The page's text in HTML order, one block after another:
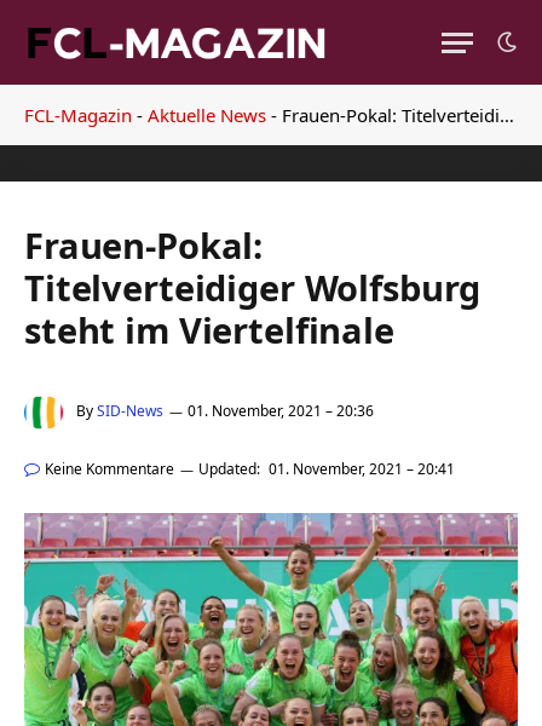
FCL-Magazin - Aktuelle News - Frauen-Pokal: Titelverteidiger Wolfsburg steht im Viertelfinale
Frauen-Pokal:
Titelverteidiger Wolfsburg
steht im Viertelfinale
BySID-News 01. November, 2021 – 20:36
Keine Kommentare Updated: 01. November, 2021 – 20:41